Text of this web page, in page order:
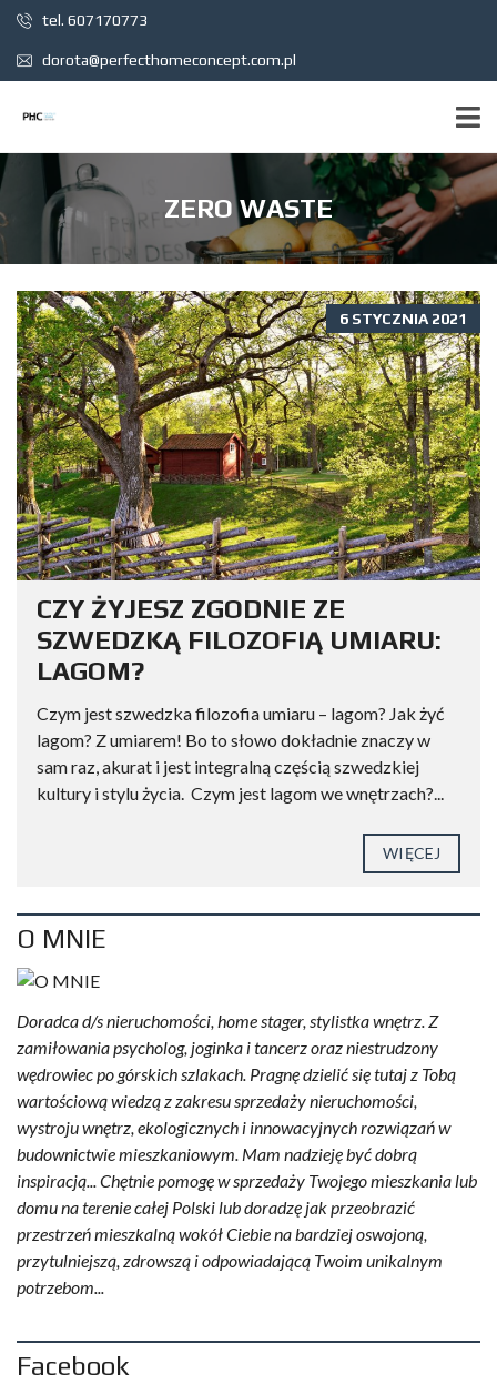
tel. 607170773
dorota@perfecthomeconcept.com.pl
ZERO WASTE
6 STYCZNIA 2021
CZY ŻYJESZ ZGODNIE ZE
SZWEDZKĄ FILOZOFIĄ UMIARU:
LAGOM?
Czym jest szwedzka filozofia umiaru – lagom? Jak żyć
lagom? Z umiarem! Bo to słowo dokładnie znaczy w
sam raz, akurat i jest integralną częścią szwedzkiej
kultury i stylu życia. Czym jest lagom we wnętrzach?...
WIĘCEJ
O MNIE
Doradca d/s nieruchomości, home stager, stylistka wnętrz. Z
zamiłowania psycholog, joginka i tancerz oraz niestrudzony
wędrowiec po górskich szlakach. Pragnę dzielić się tutaj z Tobą
wartościową wiedzą z zakresu sprzedaży nieruchomości,
wystroju wnętrz, ekologicznych i innowacyjnych rozwiązań w
budownictwie mieszkaniowym. Mam nadzieję być dobrą
inspiracją... Chętnie pomogę w sprzedaży Twojego mieszkania lub
domu na terenie całej Polski lub doradzę jak przeobrazić
przestrzeń mieszkalną wokół Ciebie na bardziej oswojoną,
przytulniejszą, zdrowszą i odpowiadającą Twoim unikalnym
potrzebom...
Facebook